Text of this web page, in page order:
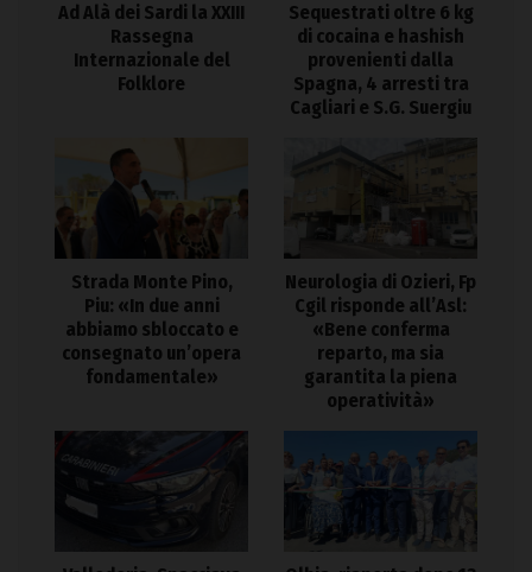
Ad Alà dei Sardi la XXIII
Rassegna
Internazionale del
Folklore
Sequestrati oltre 6 kg
di cocaina e hashish
provenienti dalla
Spagna, 4 arresti tra
Cagliari e S.G. Suergiu
Strada Monte Pino,
Piu: «In due anni
abbiamo sbloccato e
consegnato un’opera
fondamentale»
Neurologia di Ozieri, Fp
Cgil risponde all’Asl:
«Bene conferma
reparto, ma sia
garantita la piena
operatività»